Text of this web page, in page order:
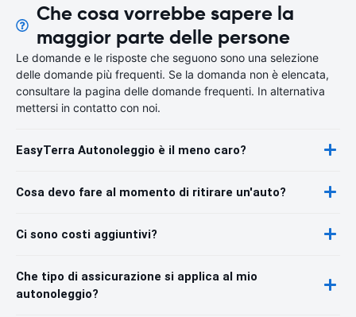
Che cosa vorrebbe sapere la
maggior parte delle persone
Le domande e le risposte che seguono sono una selezione
delle domande più frequenti. Se la domanda non è elencata,
consultare la pagina delle domande frequenti. In alternativa
mettersi in contatto con noi.
EasyTerra Autonoleggio è il meno caro?
Cosa devo fare al momento di ritirare un'auto?
Ci sono costi aggiuntivi?
Che tipo di assicurazione si applica al mio
autonoleggio?